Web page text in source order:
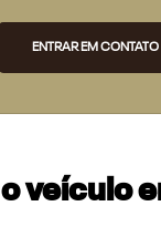
ENTRAR EM CONTATO
veículo